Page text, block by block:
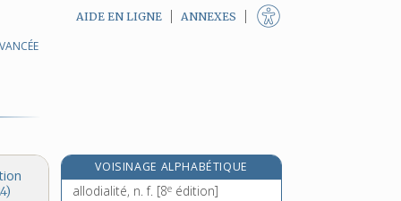
AIDE EN LIGNE ANNEXES
VOISINAGE ALPHABÉTIQUE
allodial, -ale, adj.
allodialité, n. f. [8e édition]